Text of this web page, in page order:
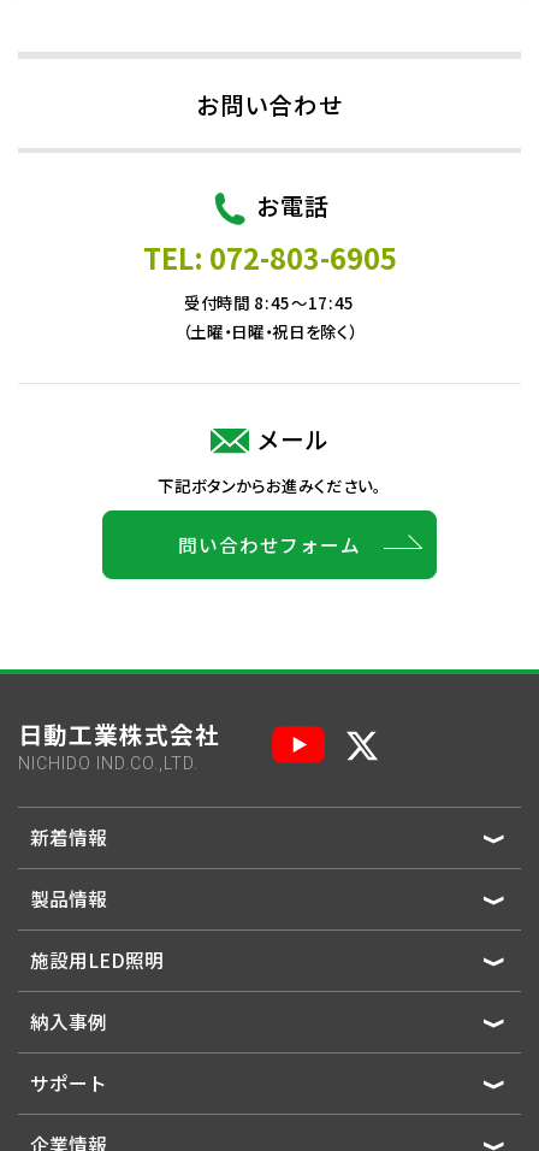
お問い合わせ
お電話
TEL: 072-803-6905
受付時間 8:45～17:45
（土曜・日曜・祝日を除く）
メール
下記ボタンからお進みください。
問い合わせフォーム
日動工業株式会社
NICHIDO IND.CO.,LTD.
新着情報
製品情報
施設用LED照明
納入事例
サポート
企業情報